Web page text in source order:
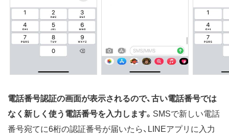
電話番号認証の画面が表示されるので、古い電話番号では
なく新しく使う電話番号を入力します。 SMSで新しい電話
番号宛てに6桁の認証番号が届いたら、LINEアプリに入力